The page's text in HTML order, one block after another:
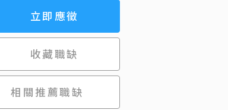
立即應徵
收藏職缺
相關推薦職缺